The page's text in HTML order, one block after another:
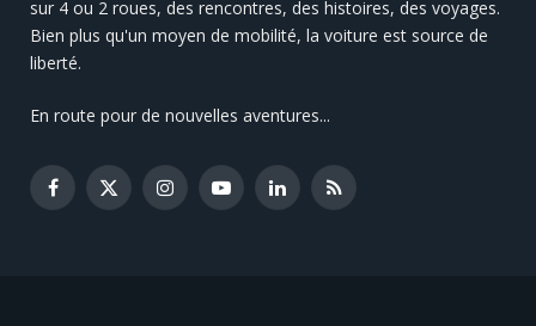
sur 4 ou 2 roues, des rencontres, des histoires, des voyages.
Bien plus qu'un moyen de mobilité, la voiture est source de
liberté.
En route pour de nouvelles aventures...
Facebook
X
InstagramYouTubeLinkedInRSS